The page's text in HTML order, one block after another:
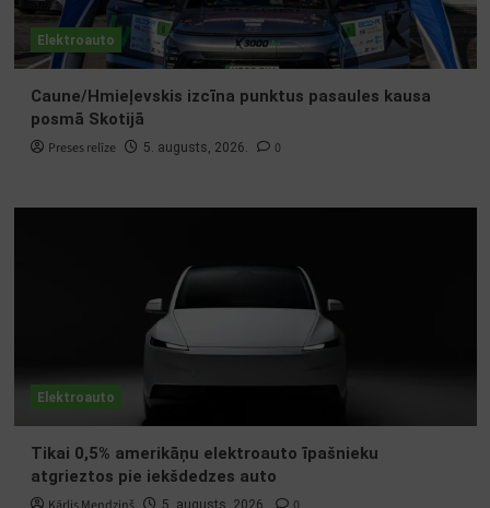
Elektroauto
Caune/Hmieļevskis izcīna punktus pasaules kausa
posmā Skotijā
Preses relīze 5. augusts, 2026. 0
Elektroauto
Tikai 0,5% amerikāņu elektroauto īpašnieku
atgrieztos pie iekšdedzes auto
5. augusts, 2026.